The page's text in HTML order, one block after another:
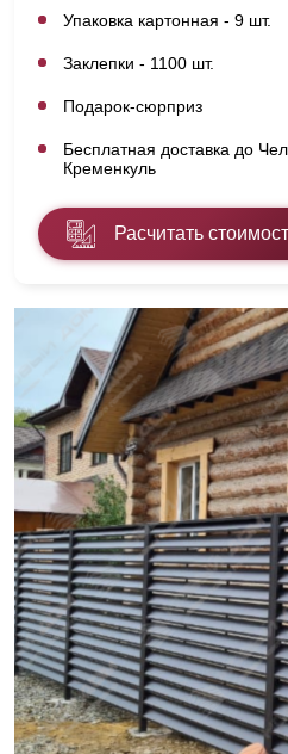
Упаковка картонная - 9 шт.
Заклепки - 1100 шт.
Подарок-сюрприз
Бесплатная доставка до
Кременкуль
Расчитать